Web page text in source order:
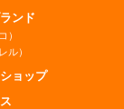
ンド
）
ル）
ョップ